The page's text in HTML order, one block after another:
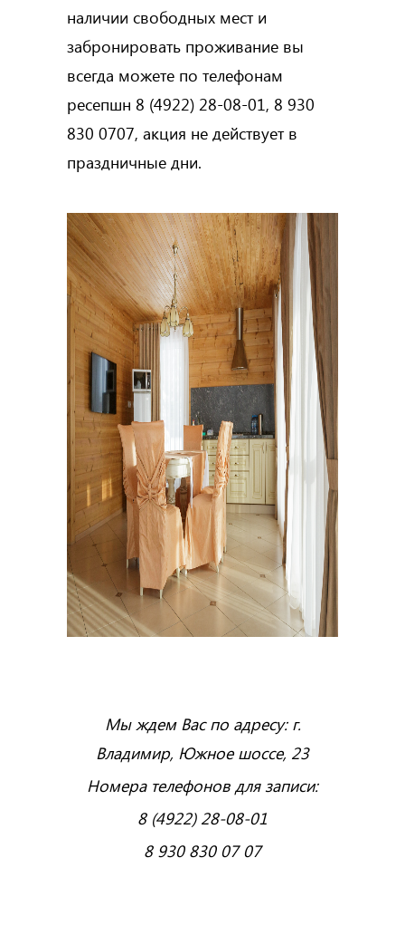
наличии свободных мест и
забронировать проживание вы
всегда можете по телефонам
ресепшн 8 (4922) 28-08-01, 8 930
830 0707, акция не действует в
праздничные дни.
Мы ждем Вас по адресу: г.
Владимир, Южное шоссе, 23
Номера телефонов для записи:
8 (4922) 28-08-01
8 930 830 07 07